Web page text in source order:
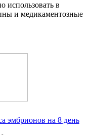
использовать в
и медикаментозные
эмбрионов на 8 день